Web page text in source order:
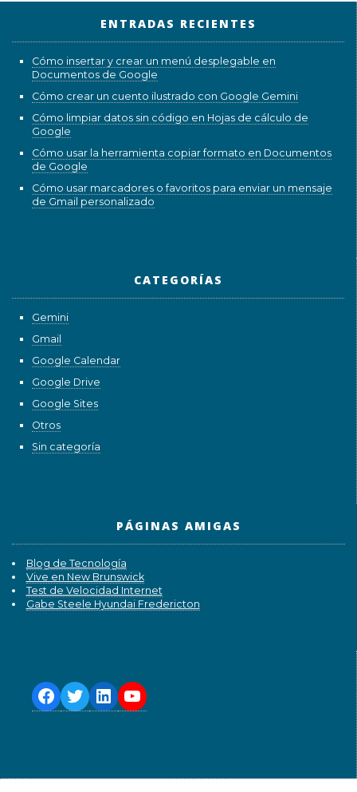
ENTRADAS RECIENTES
Cómo insertar y crear un menú desplegable en
Documentos de Google
Cómo crear un cuento ilustrado con Google Gemini
Cómo limpiar datos sin código en Hojas de cálculo de
Google
Cómo usar la herramienta copiar formato en Documentos
de Google
Cómo usar marcadores o favoritos para enviar un mensaje
de Gmail personalizado
CATEGORÍAS
Gemini
Gmail
Google Calendar
Google Drive
Google Sites
Otros
Sin categoría
PÁGINAS AMIGAS
Blog de Tecnología
Vive en New Brunswick
Test de Velocidad Internet
Gabe Steele Hyundai Fredericton